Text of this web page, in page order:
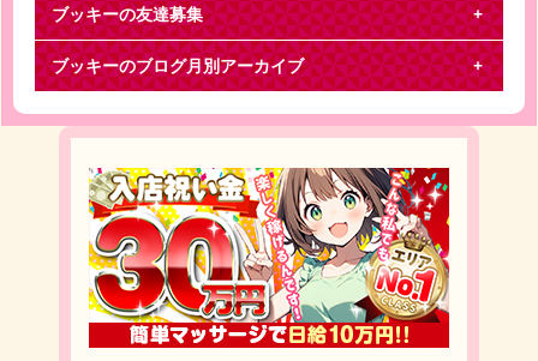
関ジャニ∞
イフオア 交換お願いします【サンケイホールブリ
ーゼ】【譲る】2/25(土)18時 S席 1階 R列
ブッキーの友達募集
ブッキーのブログ月別アーカイブ